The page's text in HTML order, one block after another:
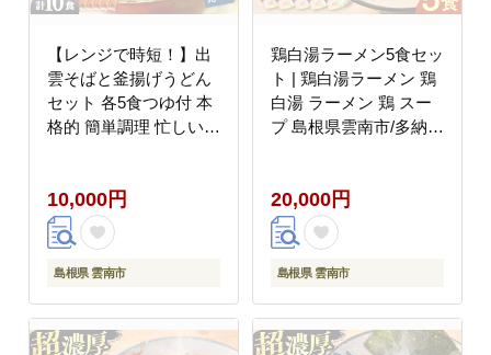
【レンジで時短！】出
雲そばと釜揚げうどん
セット 各5食つゆ付 本
格的 簡単調理 忙しい人
[AIDS006]
10,000円
島根県 雲南市
鶏白湯ラーメン5食セッ
ト | 鶏白湯ラーメン 鶏
白湯 ラーメン 鶏 スー
プ 島根県雲南市/多納屋
20,000円
島根県 雲南市